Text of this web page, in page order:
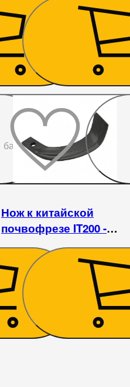
756₴
бажаного
Нож к китайской
почвофрезе IT200 -
1GQN
113